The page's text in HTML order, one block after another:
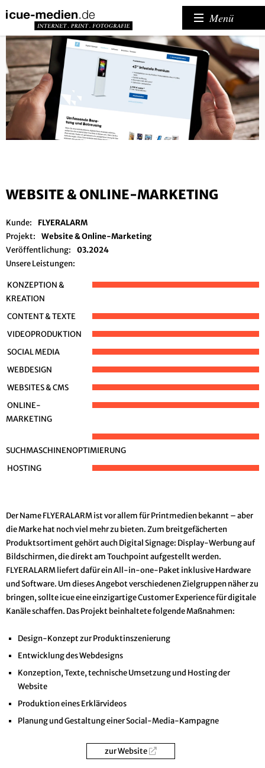
Menü
WEBSITE & ONLINE-MARKETING
Kunde:
FLYERALARM
Projekt:
Website & Online-Marketing
Veröffentlichung:
03.2024
Unsere Leistungen:
KONZEPTION &
KREATION
CONTENT & TEXTE
VIDEOPRODUKTION
SOCIAL MEDIA
WEBDESIGN
WEBSITES & CMS
ONLINE-
MARKETING
SUCHMASCHINENOPTIMIERUNG
HOSTING
Der Name FLYERALARM ist vor allem für Printmedien bekannt – aber
die Marke hat noch viel mehr zu bieten. Zum breitgefächerten
Produktsortiment gehört auch Digital Signage: Display-Werbung auf
Bildschirmen, die direkt am Touchpoint aufgestellt werden.
FLYERALARM liefert dafür ein All-in-one-Paket inklusive Hardware
und Software. Um dieses Angebot verschiedenen Zielgruppen näher zu
bringen, sollte icue eine einzigartige Customer Experience für digitale
Kanäle schaffen. Das Projekt beinhaltete folgende Maßnahmen:
Design-Konzept zur Produktinszenierung
Entwicklung des Webdesigns
Konzeption, Texte, technische Umsetzung und Hosting der
Website
Produktion eines Erklärvideos
Planung und Gestaltung einer Social-Media-Kampagne
zur Website